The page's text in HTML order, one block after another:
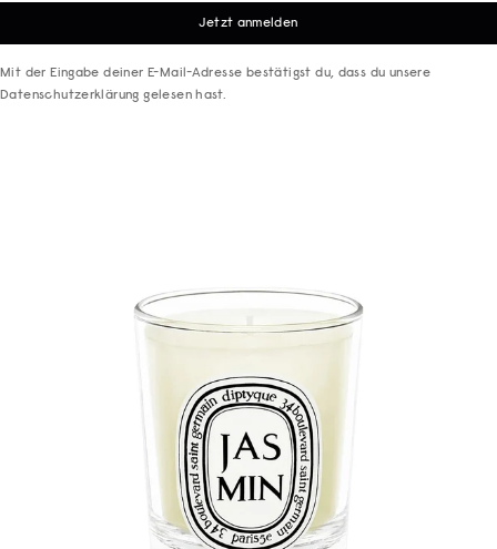
Jetzt anmelden
Mit der Eingabe deiner E-Mail-Adresse bestätigst du, dass du unsere
Datenschutzerklärung gelesen hast.